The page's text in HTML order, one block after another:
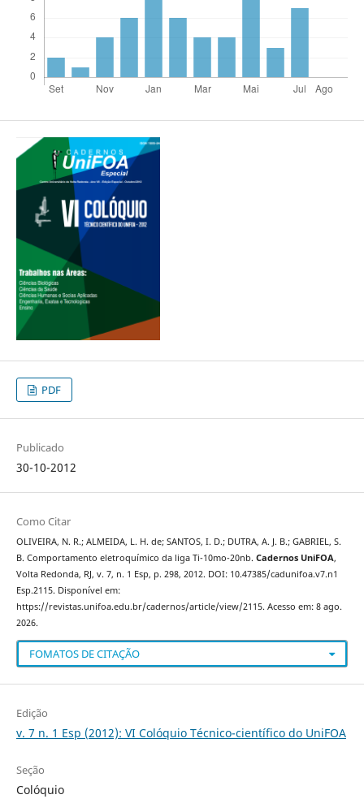
PDF
Publicado
30-10-2012
Como Citar
OLIVEIRA, N. R.; ALMEIDA, L. H. de; SANTOS, I. D.; DUTRA, A. J. B.; GABRIEL, S.
B. Comportamento eletroquímico da liga Ti-10mo-20nb. Cadernos UniFOA,
Volta Redonda, RJ, v. 7, n. 1 Esp, p. 298, 2012. DOI: 10.47385/cadunifoa.v7.n1
Esp.2115. Disponível em:
https://revistas.unifoa.edu.br/cadernos/article/view/2115. Acesso em: 8 ago.
2026.
FOMATOS DE CITAÇÃO
Edição
v. 7 n. 1 Esp (2012): VI Colóquio Técnico-científico do UniFOA
Seção
Colóquio